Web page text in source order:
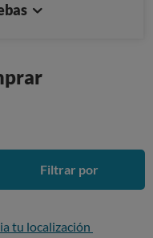
Filtrar por
tu localización